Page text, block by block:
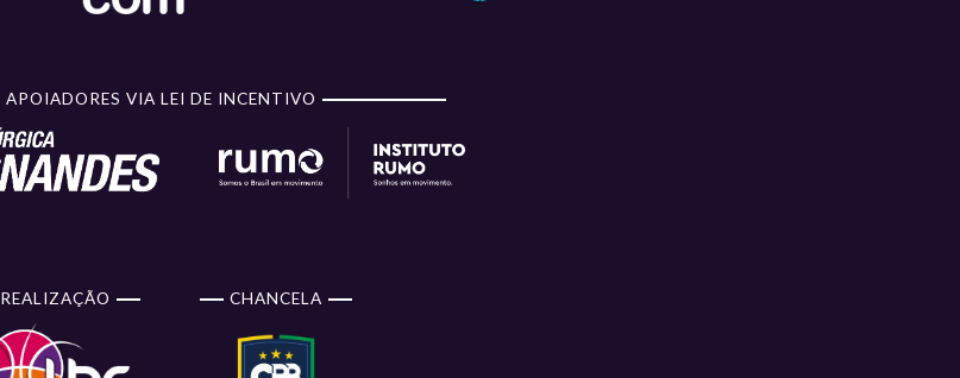
APOIADORES VIA LEI DE INCENTIVO
REALIZAÇÃO CHANCELA